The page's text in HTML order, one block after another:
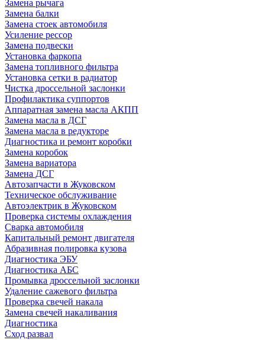
Замена рычага
Замена балки
Замена стоек автомобиля
Усиление рессор
Замена подвески
Установка фаркопа
Замена топливного фильтра
Установка сетки в радиатор
Чистка дроссельной заслонки
Профилактика суппортов
Аппаратная замена масла АКПП
Замена масла в ДСГ
Замена масла в редукторе
Диагностика и ремонт коробки
Замена коробок
Замена вариатора
Замена ДСГ
Автозапчасти в Жуковском
Техническое обслуживание
Автоэлектрик в Жуковском
Проверка системы охлаждения
Сварка автомобиля
Капитальный ремонт двигателя
Абразивная полировка кузова
Диагностика ЭБУ
Диагностика АБС
Промывка дроссельной заслонки
Удаление сажевого фильтра
Проверка свечей накала
Замена свечей накаливания
Диагностика
Сход развал